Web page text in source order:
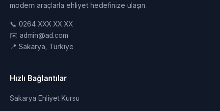
modern araçlarla ehliyet hedefinize ulaşın.
📞 0264 XXX XX XX
✉️ admin@ad.com
📍 Sakarya, Türkiye
Hızlı Bağlantılar
Sakarya Ehliyet Kursu